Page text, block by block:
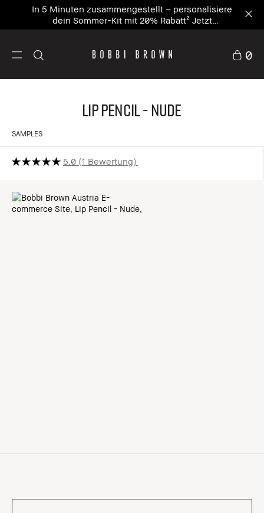
In 5 Minuten zusammengestellt – personalisiere
dein Sommer-Kit mit 20% Rabatt² Jetzt
personalisieren
0
Lip Pencil - Nude
SAMPLES
5.0 1 Bewertung